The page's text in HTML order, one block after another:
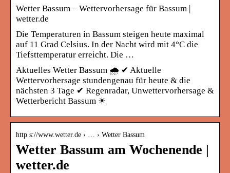
Wetter Bassum – Wettervorhersage für Bassum |
wetter.de
Die Temperaturen in Bassum steigen heute maximal
auf 11 Grad Celsius. In der Nacht wird mit 4°C die
Tiefsttemperatur erreicht. Die …
Aktuelles Wetter Bassum 🌧️ ✔ Aktuelle
Wettervorhersage stundengenau für heute & die
nächsten 3 Tage ✔ Regenradar, Unwettervorhersage &
Wetterbericht Bassum ☀
http s://www.wetter.de › … › Wetter Bassum
Wetter Bassum am Wochenende |
wetter.de